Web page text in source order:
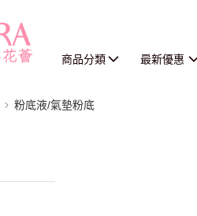
商品分類 最新優惠
粉底液/氣墊粉底